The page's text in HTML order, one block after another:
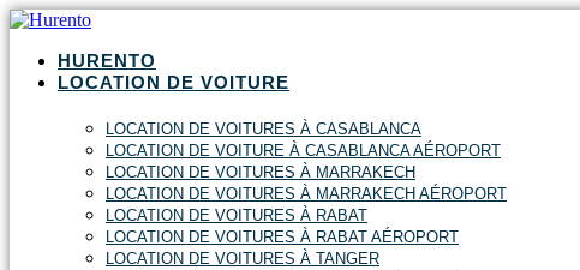
HURENTO
LOCATION DE VOITURE
LOCATION DE VOITURES À CASABLANCA
LOCATION DE VOITURE À CASABLANCA AÉROPORT
LOCATION DE VOITURES À MARRAKECH
LOCATION DE VOITURES À MARRAKECH AÉROPORT
LOCATION DE VOITURES À RABAT
LOCATION DE VOITURES À RABAT AÉROPORT
LOCATION DE VOITURES À TANGER